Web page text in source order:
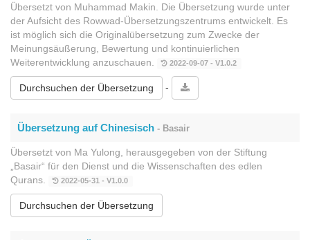
Übersetzt von Muhammad Makin. Die Übersetzung wurde unter
der Aufsicht des Rowwad-Übersetzungszentrums entwickelt. Es
ist möglich sich die Originalübersetzung zum Zwecke der
Meinungsäußerung, Bewertung und kontinuierlichen
Weiterentwicklung anzuschauen.
2022-09-07 - V1.0.2
Durchsuchen der Übersetzung -
Übersetzung auf Chinesisch - Basair
Übersetzt von Ma Yulong, herausgegeben von der Stiftung
„Basair“ für den Dienst und die Wissenschaften des edlen
Qurans.
2022-05-31 - V1.0.0
Durchsuchen der Übersetzung